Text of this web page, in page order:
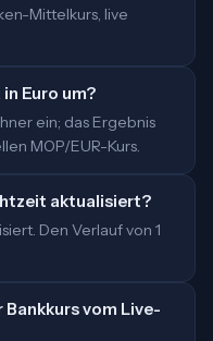
Mittelkurs, live
Euro um?
ein; das Ergebnis
MOP/EUR-Kurs.
aktualisiert?
Den Verlauf von 1
vom Live-